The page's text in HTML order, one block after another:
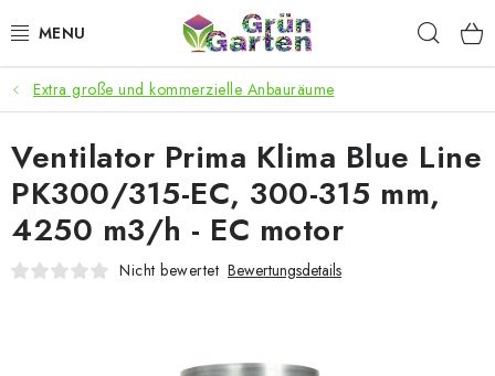
Inhalt
ANGEBOTE
LED PFLANZENLAMPEN
ANBAUBEDARF FÜR DEN HEIMANBAU
AQUARISTIK
Extra große und kommerzielle Anbauräume
Ventilator Prima Klima Blue Line
PK300/315-EC, 300-315 mm,
4250 m3/h - EC motor
Nicht bewertet Bewertungsdetails